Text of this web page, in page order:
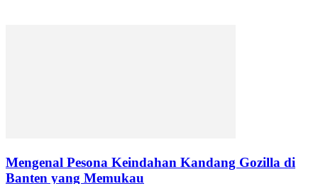
Mengenal Pesona Keindahan Kandang Gozilla di
Banten yang Memukau